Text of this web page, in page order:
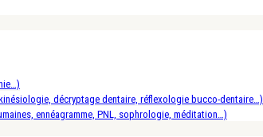
décryptage dentaire, réflexologie bucco-dentaire…)
ennéagramme, PNL, sophrologie, méditation…)